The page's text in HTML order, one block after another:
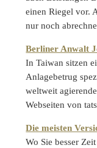
einen Riegel vor.
nur noch
Berliner Anwalt
In Taiwan sitzen
Anlagebetrug
weltweit
Webseiten von
Die meisten
Wo Sie besser